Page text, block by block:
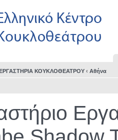
ΚΟΥΚΛΟΘΕΑΤΡΟΥ ‹ Αθήνα